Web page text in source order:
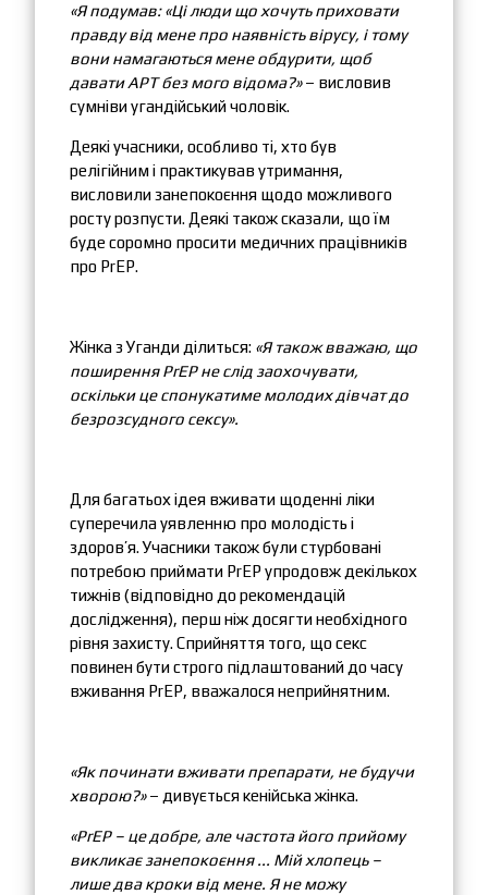
«Я подумав: «Ці люди що хочуть приховати
правду від мене про наявність вірусу, і тому
вони намагаються мене обдурити, щоб
давати АРТ без мого відома?»– висловив
сумніви угандійський чоловік.
Деякі учасники, особливо ті, хто був
релігійним і практикував утримання,
висловили занепокоєння щодо можливого
росту розпусти. Деякі також сказали, що їм
буде соромно просити медичних працівників
про PrEP.
Жінка з Уганди ділиться: «Я також вважаю, що
поширення PrEP не слід заохочувати,
оскільки це спонукатиме молодих дівчат до
безрозсудного сексу».
Для багатьох ідея вживати щоденні ліки
суперечила уявленню про молодість і
здоров’я. Учасники також були стурбовані
потребою приймати PrEP упродовж декількох
тижнів (відповідно до рекомендацій
дослідження), перш ніж досягти необхідного
рівня захисту. Сприйняття того, що секс
повинен бути строго підлаштований до часу
вживання PrEP, вважалося неприйнятним.
«Як починати вживати препарати, не будучи
хворою?»– дивується кенійська жінка.
«PrEP – це добре, але частота його прийому
викликає занепокоєння ... Мій хлопець –
лише два кроки від мене. Я не можу